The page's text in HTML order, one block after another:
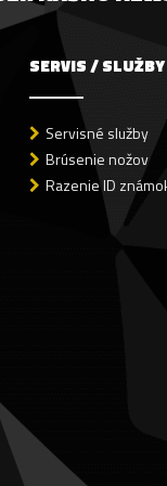
SERVIS / SLUŽBY
Servisné služby
Brúsenie nožov
Razenie ID